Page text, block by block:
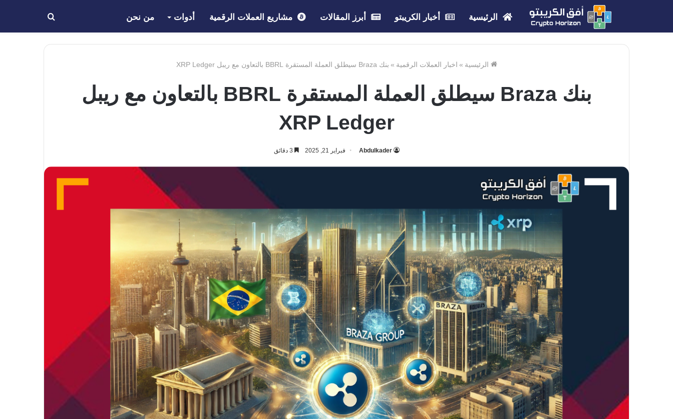
الرئيسية أخبار الكريبتو أبرز المقالات مشاريع العملات الرقمية أدوات من نحن بحث
عن
الرئيسية » اخبار العملات الرقمية » بنك Braza سيطلق العملة المستقرة BBRL بالتعاون مع ريبل XRP Ledger
بنك Braza سيطلق العملة المستقرة BBRL بالتعاون مع ريبل
XRP Ledger
Abdulkader فبراير 21, 2025